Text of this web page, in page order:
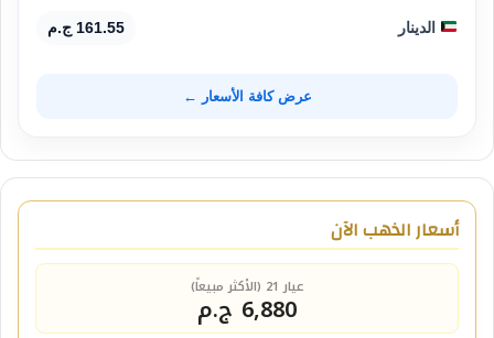
الدينار 161.55 ج.م
عرض كافة الأسعار ←
أسعار الذهب الآن
عيار 21 (الأكثر مبيعاً)
6,880 ج.م